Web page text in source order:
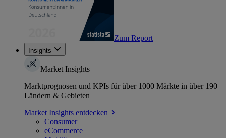
Zum Report
Insights
Market Insights
Marktprognosen und KPIs für über 1000 Märkte in über 190
Ländern & Gebieten
Market Insights entdecken
Consumer
eCommerce